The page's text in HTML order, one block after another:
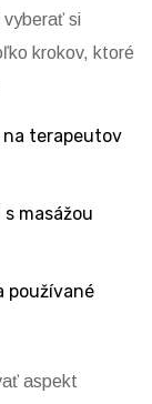
vyberať si
krokov, ktoré
terapeutov
masážou
používané
aspekt